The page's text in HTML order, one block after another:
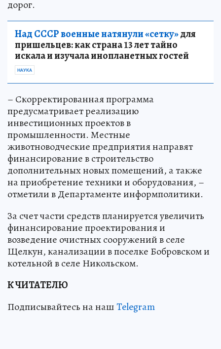
дорог.
Над СССР военные натянули «сетку»для
пришельцев: как страна 13 лет тайно
искала и изучала инопланетных гостей
НАУКА
– Скорректированная программа
предусматривает реализацию
инвестиционных проектов в
промышленности. Местные
животноводческие предприятия направят
финансирование в строительство
дополнительных новых помещений, а также
на приобретение техники и оборудования, –
отметили в Департаменте информполитики.
За счет части средств планируется увеличить
финансирование проектирования и
возведение очистных сооружений в селе
Щелкун, канализации в поселке Бобровском и
котельной в селе Никольском.
К ЧИТАТЕЛЮ
Подписывайтесь на нашTelegram